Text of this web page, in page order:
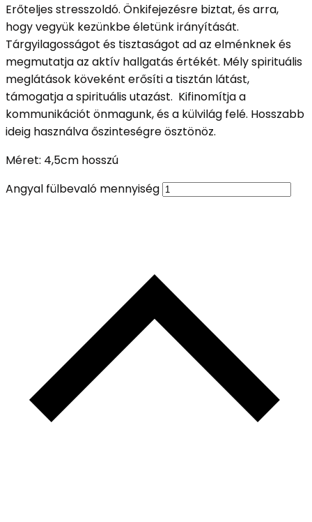
Erőteljes stresszoldó. Önkifejezésre biztat, és arra,
hogy vegyük kezünkbe életünk irányítását.
Tárgyilagosságot és tisztaságot ad az elménknek és
megmutatja az aktív hallgatás értékét. Mély spirituális
meglátások köveként erősíti a tisztán látást,
támogatja a spirituális utazást. Kifinomítja a
kommunikációt önmagunk, és a külvilág felé. Hosszabb
ideig használva őszinteségre ösztönöz.
Méret: 4,5cm hosszú
Angyal fülbevaló mennyiség